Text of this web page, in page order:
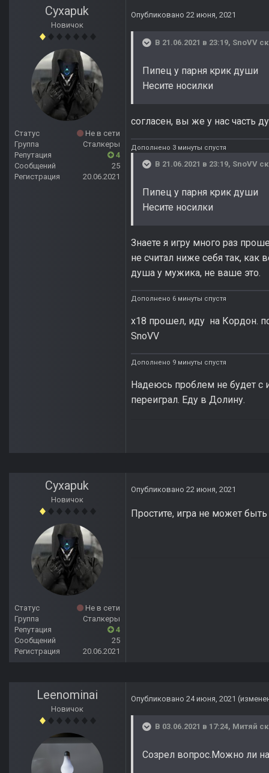
Cyxapuk
Новичок
Статус
Не в сети
Группа
Сталкеры
Репутация
4
Сообщений
25
Регистрация
20.06.2021
Опубликовано 22 июня, 2021
В 21.06.2021 в 23:19, SnoVV
Пипец у парня крик души
Несите носилки
согласен, вы же у нас часть
Дополнено 3 минуты спустя
В 21.06.2021 в 23:19, SnoVV
Пипец у парня крик души
Несите носилки
Знаете я игру много раз
не считал ниже себя так, как
душа у мужика, не ваше это.
Дополнено 6 минуты спустя
х18 прошел, иду на Кордон.
SnoVV
Дополнено 9 минуты спустя
Надеюсь проблем не будет с
переиграл. Еду в Долину.
Cyxapuk
Новичок
Статус
Не в сети
Группа
Сталкеры
Репутация
4
Сообщений
25
Регистрация
20.06.2021
Опубликовано 22 июня, 2021
Простите, игра не может
Leenominai
Новичок
Опубликовано 24 июня, 2021
В 03.06.2021 в 17:24, Митяй
Созрел вопрос.Можно ли